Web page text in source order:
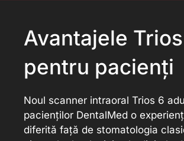
Avantajele
pentru pacienți
Noul scanner intraoral Trios 6
pacienților DentalMed o
diferită față de stomatologia